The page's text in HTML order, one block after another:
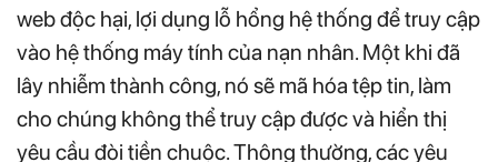
web độc hại, lợi dụng lỗ hổng hệ thống để truy cập
vào hệ thống máy tính của nạn nhân. Một khi đã
lây nhiễm thành công, nó sẽ mã hóa tệp tin, làm
cho chúng không thể truy cập được và hiển thị
yêu cầu đòi tiền chuộc. Thông thường, các yêu